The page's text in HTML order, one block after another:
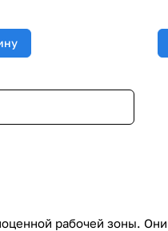
рабочей зоны.